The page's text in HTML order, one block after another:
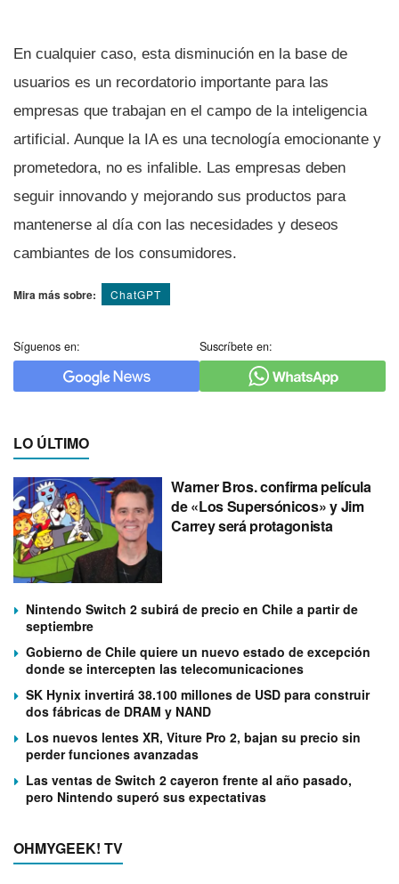
En cualquier caso, esta disminución en la base de
usuarios es un recordatorio importante para las
empresas que trabajan en el campo de la inteligencia
artificial. Aunque la IA es una tecnología emocionante y
prometedora, no es infalible. Las empresas deben
seguir innovando y mejorando sus productos para
mantenerse al día con las necesidades y deseos
cambiantes de los consumidores.
Mira más sobre: ChatGPT
Síguenos en: Suscríbete en:
LO ÚLTIMO
Warner Bros. confirma película
de «Los Supersónicos» y Jim
Carrey será protagonista
Nintendo Switch 2 subirá de precio en Chile a partir de
septiembre
Gobierno de Chile quiere un nuevo estado de excepción
donde se intercepten las telecomunicaciones
SK Hynix invertirá 38.100 millones de USD para construir
dos fábricas de DRAM y NAND
Los nuevos lentes XR, Viture Pro 2, bajan su precio sin
perder funciones avanzadas
Las ventas de Switch 2 cayeron frente al año pasado,
pero Nintendo superó sus expectativas
OHMYGEEK! TV